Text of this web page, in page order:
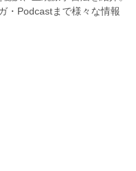
・Podcastまで様々な情報